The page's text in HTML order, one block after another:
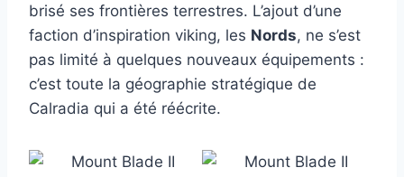
brisé ses frontières terrestres. L’ajout d’une
faction d’inspiration viking, les Nords, ne s’est
pas limité à quelques nouveaux équipements :
c’est toute la géographie stratégique de
Calradia qui a été réécrite.